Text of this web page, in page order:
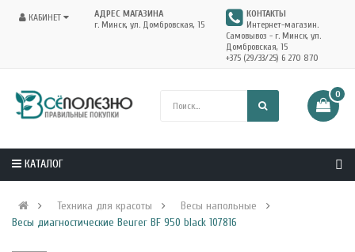
КАБИНЕТ
АДРЕС МАГАЗИНА
г. Минск, ул. Домбровская, 15
КОНТАКТЫ
Интернет-магазин.
Самовывоз - г. Минск, ул.
Домбровская, 15
+375 (29/33/25) 6 270 870
0
КАТАЛОГ
Техника для красоты
Весы напольные
Весы диагностические Beurer BF 950 black 107816